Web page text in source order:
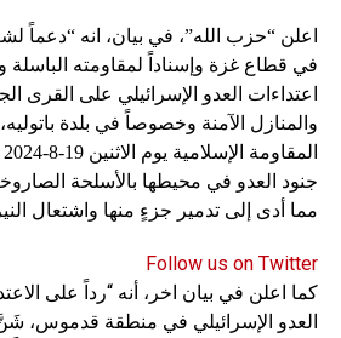
اعلن “حزب الله”، في بيان، انه “دعماً
في قطاع غزة وإسناداً لمقاومته الباسلة
اعتداءات العدو الإسرائيلي على القرى
والمنازل الآمنة وخصوصاً في بلدة
جنود العدو في محيطها بالأسلحة
مما أدى إلى تدمير جزءٍ منها واشتعال
Follow us on Twitter
كما اعلن في بيان اخر، أنه “رداً على
العدو الإسرائيلي في منطقة قدموس،